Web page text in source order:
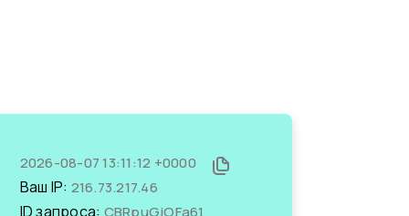
2026-08-07 13:11:12 +0000
Ваш IP: 216.73.217.46
ID запроса: CBRpuGjOFa61